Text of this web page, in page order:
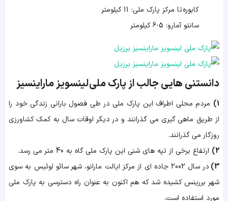
کابوره تا مرکز پارک ملی: 11 کیلومتر
سانتو آمارو: 5-6 کیلومتر
دانستنی هایی جالب از پارک ملی لینسویز ماراینسیز
1)
مردم محلی اطراف این پارک ملی در طی فصول بارانی زندگی خود را
از طریق ماهی گیری می گذرانند و در دیگر اوقات سال به کمک کشاورزی
روزگار می گذرانند.
2)
ارتفاع برخی از تپه های شنی این پارک ملی گاه به 40 متر می رسد.
3)
در سال 2002 جاده ای از مرکز ایالت مارانو، شهر سائو لوئیس به سوی
شهر بررینس کشیده شد که هم اکنون به عنوان راه دسترسی به پارک ملی
مورد استفاده است.